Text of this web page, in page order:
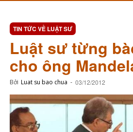
TIN TỨC VỀ LUẬT SƯ
Luật sư từng
cho ông
Bởi Luat su bao chua - 03/12/2012